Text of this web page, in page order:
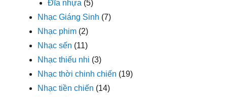
Đĩa nhựa (5)
Nhạc Giáng Sinh (7)
Nhạc phim (2)
Nhạc sến (11)
Nhạc thiếu nhi (3)
Nhạc thời chinh chiến (19)
Nhạc tiền chiến (14)